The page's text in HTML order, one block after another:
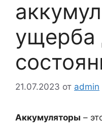
ущерба
21.07.2023 от admin
Аккумуляторы –